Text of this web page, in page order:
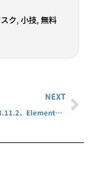
ク, 小技, 無料
NEXT
Elementorが3.11.2、Elementor Proが3.11.2にアップデート